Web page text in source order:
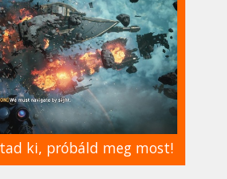
ki, próbáld meg most!